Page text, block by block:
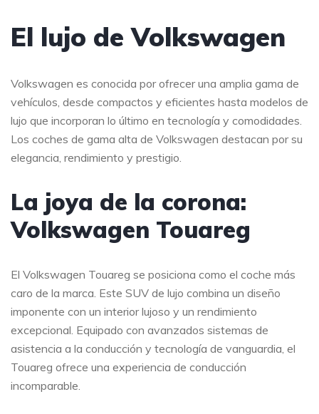
El lujo de Volkswagen
Volkswagen es conocida por ofrecer una amplia gama de
vehículos, desde compactos y eficientes hasta modelos de
lujo que incorporan lo último en tecnología y comodidades.
Los coches de gama alta de Volkswagen destacan por su
elegancia, rendimiento y prestigio.
La joya de la corona:
Volkswagen Touareg
El Volkswagen Touareg se posiciona como el coche más
caro de la marca. Este SUV de lujo combina un diseño
imponente con un interior lujoso y un rendimiento
excepcional. Equipado con avanzados sistemas de
asistencia a la conducción y tecnología de vanguardia, el
Touareg ofrece una experiencia de conducción
incomparable.